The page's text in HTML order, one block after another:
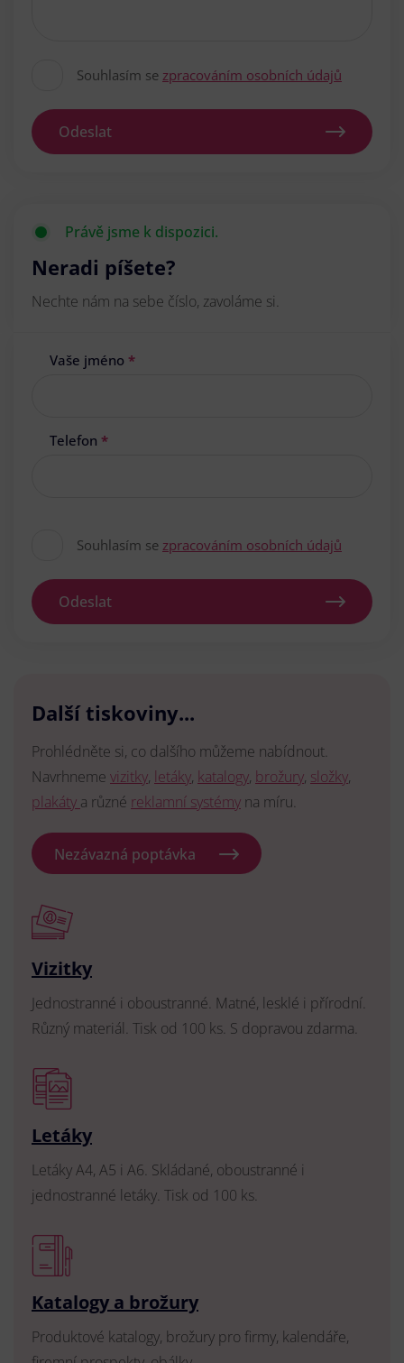
Souhlasím se zpracováním osobních údajů
Odeslat
Právě jsme k dispozici.
Neradi píšete?
Nechte nám na sebe číslo, zavoláme si.
Vaše jméno *
Telefon *
Souhlasím se zpracováním osobních údajů
Odeslat
Další tiskoviny...
Prohlédněte si, co dalšího můžeme nabídnout.
Navrhneme vizitky, letáky, katalogy, brožury, složky,
plakáty a různé reklamní systémy na míru.
Nezávazná poptávka
Vizitky
Jednostranné i oboustranné. Matné, lesklé i přírodní.
Různý materiál. Tisk od 100 ks. S dopravou zdarma.
Letáky
Letáky A4, A5 i A6. Skládané, oboustranné i
jednostranné letáky. Tisk od 100 ks.
Katalogy a brožury
Produktové katalogy, brožury pro firmy, kalendáře,